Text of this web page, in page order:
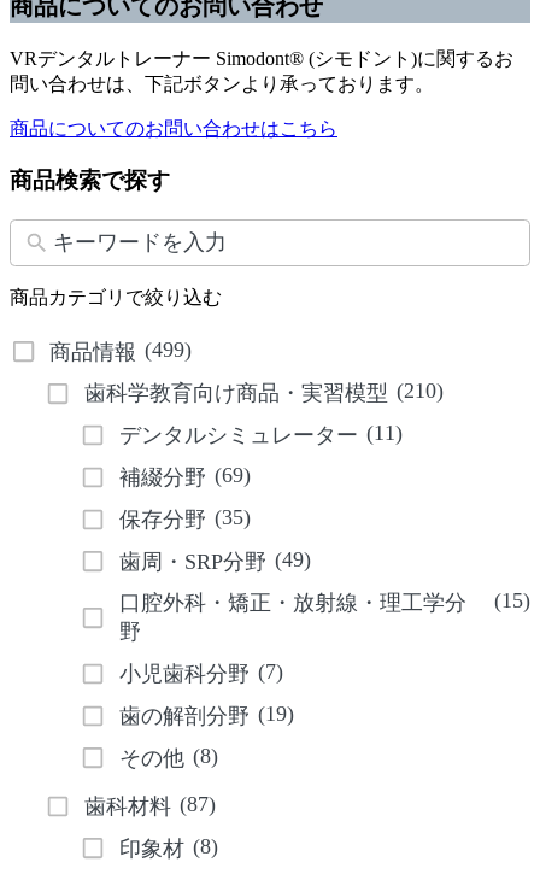
商品についてのお問い合わせ
VRデンタルトレーナー Simodont® (シモドント)に関するお
問い合わせは、下記ボタンより承っております。
商品についてのお問い合わせはこちら
商品検索で探す
商品カテゴリで絞り込む
商品情報 (499)
歯科学教育向け商品・実習模型 (210)
デンタルシミュレーター (11)
補綴分野 (69)
保存分野 (35)
歯周・SRP分野 (49)
口腔外科・矯正・放射線・理工学分
野
(15)
小児歯科分野 (7)
歯の解剖分野 (19)
その他 (8)
歯科材料 (87)
印象材 (8)